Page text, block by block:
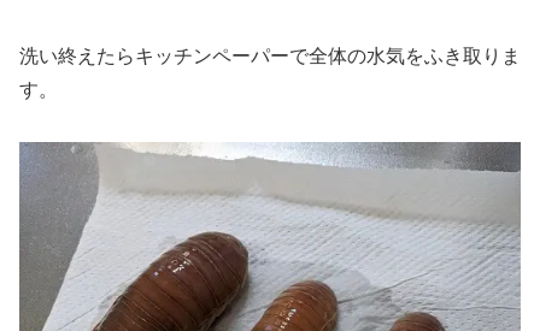
洗い終えたらキッチンペーパーで全体の水気をふき取りま
す。